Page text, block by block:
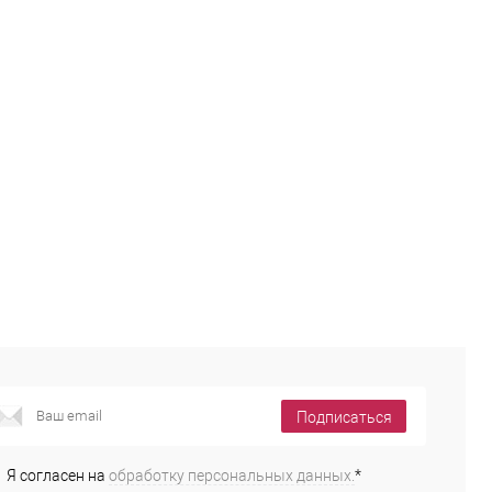
Подписаться
Я согласен на обработку персональных данных.*